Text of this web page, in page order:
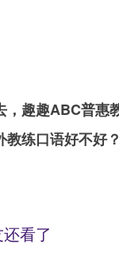
，趣趣ABC普惠
教练口语好不好
看了